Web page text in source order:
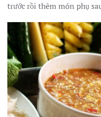
trước rồi thêm món phụ